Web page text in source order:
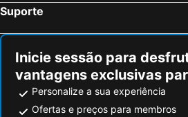
Suporte
Inicie sessão para
vantagens exclusivas
Personalize a sua experiência
Ofertas e preços para membros